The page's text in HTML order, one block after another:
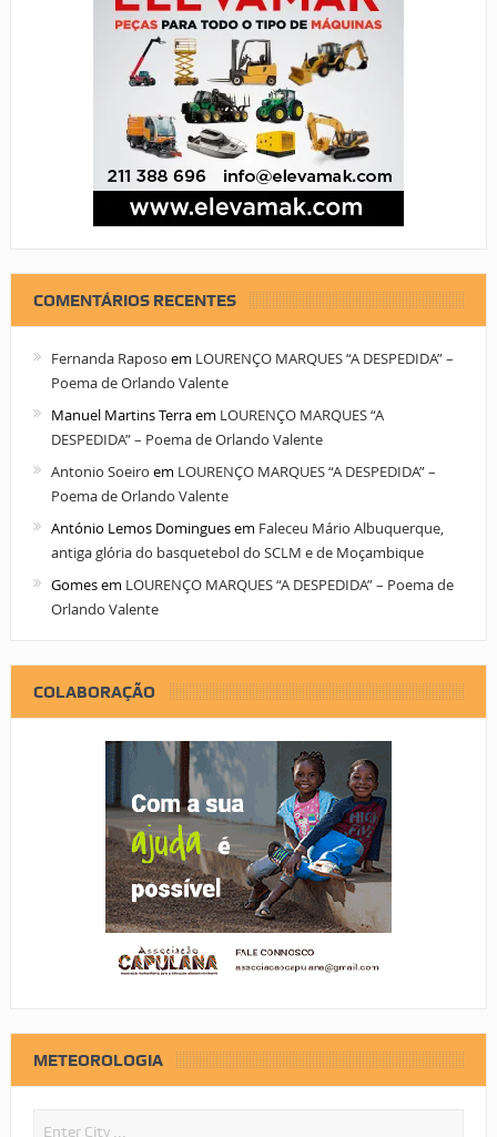
COMENTÁRIOS RECENTES
Fernanda Raposo em LOURENÇO MARQUES “A DESPEDIDA” –
Poema de Orlando Valente
Manuel Martins Terraem LOURENÇO MARQUES “A
DESPEDIDA” – Poema de Orlando Valente
Antonio Soeiro em LOURENÇO MARQUES “A DESPEDIDA” –
Poema de Orlando Valente
António Lemos Dominguesem Faleceu Mário Albuquerque,
antiga glória do basquetebol do SCLM e de Moçambique
Gomesem LOURENÇO MARQUES “A DESPEDIDA” – Poema de
Orlando Valente
COLABORAÇÃO
METEOROLOGIA